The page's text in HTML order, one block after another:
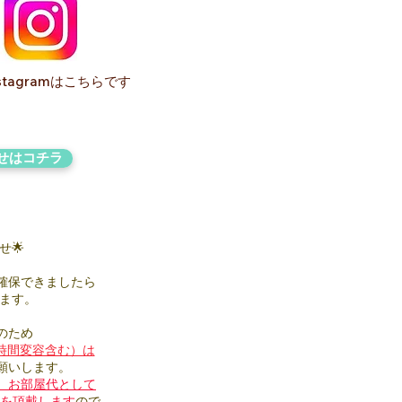
はこちらです
は​コチラ
🌟
保できましたら
す。
ため
間変容含む）は
いします。
お部屋代として